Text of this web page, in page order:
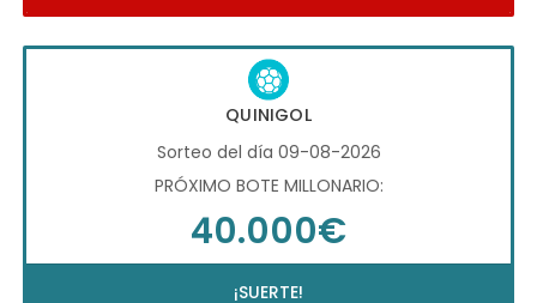
QUINIGOL
Sorteo del día 09-08-2026
PRÓXIMO BOTE MILLONARIO:
40.000€
¡SUERTE!